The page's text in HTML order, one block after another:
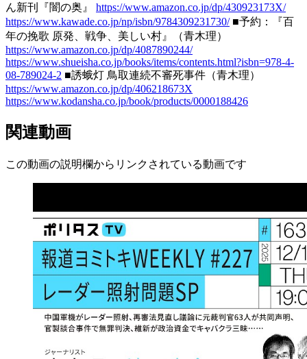
ん新刊『闇の奥』 https://www.amazon.co.jp/dp/430923173X/
https://www.kawade.co.jp/np/isbn/9784309231730/■予約：『百
年の挽歌 原発、戦争、美しい村』（青木理）
https://www.amazon.co.jp/dp/4087890244/
https://www.shueisha.co.jp/books/items/contents.html?isbn=978-4-
08-789024-2 ■誘蛾灯 鳥取連続不審死事件（青木理）
https://www.amazon.co.jp/dp/406218673X
https://www.kodansha.co.jp/book/products/0000188426
関連動画
この動画の説明欄からリンクされている動画です